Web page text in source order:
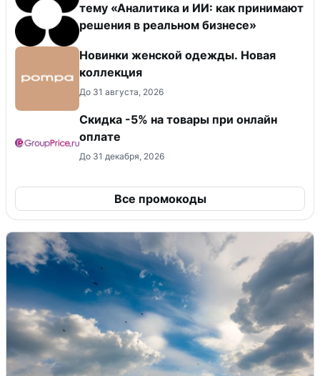
тему «Аналитика и ИИ: как принимают
решения в реальном бизнесе»
Новинки женской одежды. Новая
коллекция
До 31 августа, 2026
​Скидка -5% на товары при онлайн
оплате
До 31 декабря, 2026
Все промокоды